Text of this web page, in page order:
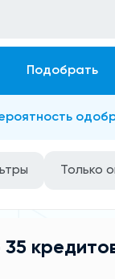
Подобрать
Только